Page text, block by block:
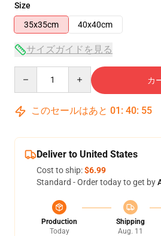
Size
35x35cm
40x40cm
サイズガイドを見る
カ
このセールはあと 01 : 40: 54
Deliver to United States
Cost to ship:$6.99
Standard - Order today to get by
Production
Today
Shipping
Aug. 11